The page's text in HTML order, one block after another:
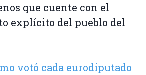
que cuente con el
explícito del pueblo del
votó cada eurodiputado